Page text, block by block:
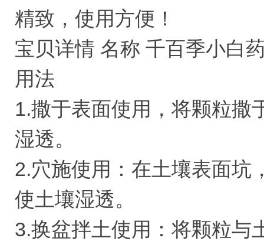
精致，使用方便！
宝贝详情 名称 千百季小白
用法
1.撒于表面使用，将颗粒撒
湿透。
2.穴施使用：在土壤表面坑
使土壤湿透。
3.换盆拌土使用：将颗粒与